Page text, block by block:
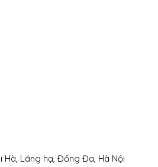
Hà, Láng hạ, Đống Đa, Hà Nội